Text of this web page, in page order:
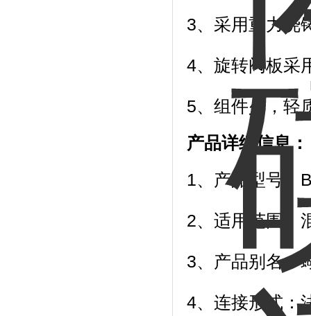
3、采用重力浇
4、旋转阀板采
5、组件少，轻
产品详细信息：
1、产品型号：
2、适用范围：
3、产品别名：
4、连接形式：